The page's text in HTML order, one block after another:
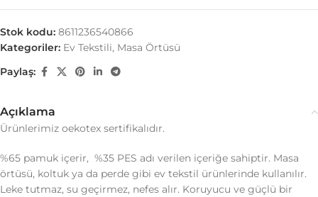
Stok kodu: 8611236540866
Kategoriler: Ev Tekstili, Masa Örtüsü
Paylaş:
Açıklama
Ürünlerimiz oekotex sertifikalıdır.
%65 pamuk içerir, %35 PES adı verilen içeriğe sahiptir. Masa
örtüsü, koltuk ya da perde gibi ev tekstil ürünlerinde kullanılır.
Leke tutmaz, su geçirmez, nefes alır. Koruyucu ve güçlü bir